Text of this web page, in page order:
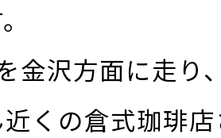
金沢方面に走り
くの倉式珈琲